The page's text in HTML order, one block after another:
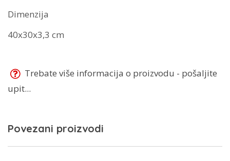
Dimenzija
40x30x3,3 cm
Trebate više informacija o proizvodu - pošaljite
upit...
Povezani proizvodi